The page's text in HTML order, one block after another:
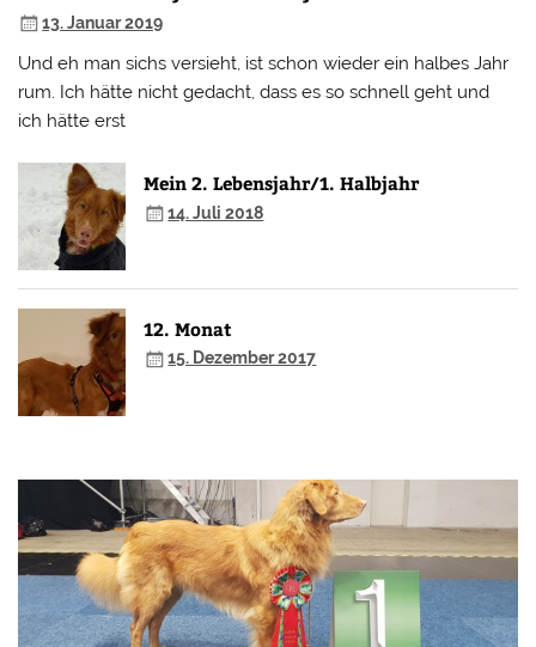
13. Januar 2019
Und eh man sichs versieht, ist schon wieder ein halbes Jahr
rum. Ich hätte nicht gedacht, dass es so schnell geht und
ich hätte erst
Mein 2. Lebensjahr/1. Halbjahr
14. Juli 2018
12. Monat
15. Dezember 2017